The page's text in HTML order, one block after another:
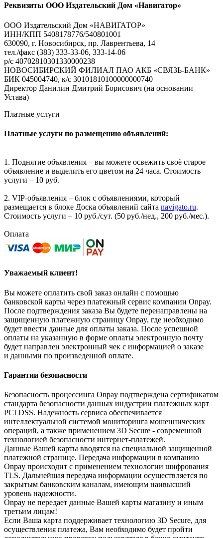
Реквизиты ООО Издательский Дом «Навигатор»
ООО Издательский Дом «НАВИГАТОР»
ИНН/КПП 5408178776/540801001
630090, г. Новосибирск, пр. Лаврентьева, 14
тел./факс (383) 333-33-06, 333-14-06
р/с 40702810301330000238
НОВОСИБИРСКИЙ ФИЛИАЛ ПАО АКБ «СВЯЗЬ-БАНК»
БИК 045004740, к/с 30101810100000000740
Директор Данилин Дмитрий Борисович (на основании
Устава)
Платные услуги
Платные услуги по размещению объявлений:
1. Поднятие объявления – вы можете освежить своё старое
объявление и выделить его цветом на 24 часа. Стоимость
услуги – 10 руб.
2. VIP-объявления – блок с объявлениями, который
размещается в блоке Доска объявлений сайта navigato.ru.
Стоимость услуги – 10 руб./сут. (50 руб./нед., 200 руб./мес.).
Оплата
Уважаемый клиент!
Вы можете оплатить свой заказ онлайн с помощью
банковской карты через платежный сервис компании Onpay.
После подтверждения заказа Вы будете перенаправлены на
защищенную платежную страницу Onpay, где необходимо
будет ввести данные для оплаты заказа. После успешной
оплаты на указанную в форме оплаты электронную почту
будет направлен электронный чек с информацией о заказе
и данными по произведенной оплате.
Гарантии безопасности
Безопасность процессинга Onpay подтверждена сертификатом
стандарта безопасности данных индустрии платежных карт
PCI DSS. Надежность сервиса обеспечивается
интеллектуальной системой мониторинга мошеннических
операций, а также применением 3D Secure - современной
технологией безопасности интернет-платежей.
Данные Вашей карты вводятся на специальной защищенной
платежной странице. Передача информации в компанию
Onpay происходит с применением технологии шифрования
TLS. Дальнейшая передача информации осуществляется по
закрытым банковским каналам, имеющим наивысший
уровень надежности.
Onpay не передает данные Вашей карты магазину и иным
третьим лицам!
Если Ваша карта поддерживает технологию 3D Secure, для
осуществления платежа, Вам необходимо будет пройти